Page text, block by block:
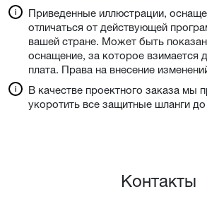
Приведенные иллюстрации,
отличаться от действующей
вашей стране. Может быть
оснащение, за которое взимается
плата. Права на внесение
В качестве проектного заказа мы
укоротить все защитные шланги
Контакты